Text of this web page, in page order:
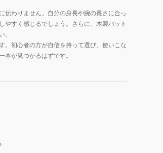
伝わりません。自分の身長や腕の長さに合っ
やすく感じるでしょう。さらに、木製バット
。
。初心者の方が自信を持って選び、使いこな
が見つかるはずです。